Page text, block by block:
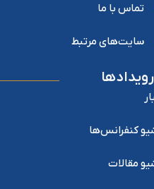
تماس با ما
سایت‌های مرتبط
رویدادها
کنفرانس‌ها
مقالات